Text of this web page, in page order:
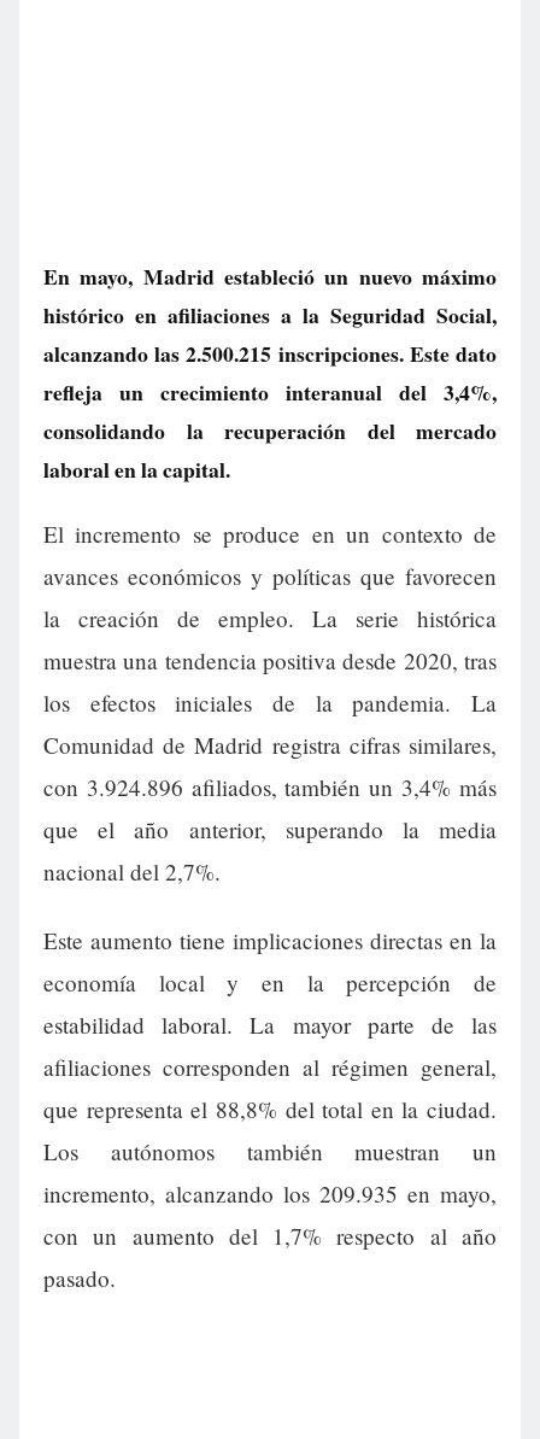
En mayo, Madrid estableció un nuevo máximo
histórico en afiliaciones a la Seguridad Social,
alcanzando las 2.500.215 inscripciones. Este dato
refleja un crecimiento interanual del 3,4%,
consolidando la recuperación del mercado
laboral en la capital.
El incremento se produce en un contexto de
avances económicos y políticas que favorecen
la creación de empleo. La serie histórica
muestra una tendencia positiva desde 2020, tras
los efectos iniciales de la pandemia. La
Comunidad de Madrid registra cifras similares,
con 3.924.896 afiliados, también un 3,4% más
que el año anterior, superando la media
nacional del 2,7%.
Este aumento tiene implicaciones directas en la
economía local y en la percepción de
estabilidad laboral. La mayor parte de las
afiliaciones corresponden al régimen general,
que representa el 88,8% del total en la ciudad.
Los autónomos también muestran un
incremento, alcanzando los 209.935 en mayo,
con un aumento del 1,7% respecto al año
pasado.